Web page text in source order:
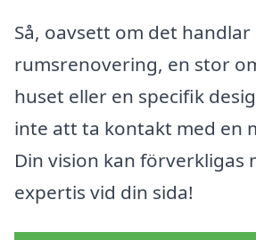
Så, oavsett om det
rumsrenovering, en stor
huset eller en specifik
inte att ta kontakt med en
Din vision kan förverkligas
expertis vid din sida!